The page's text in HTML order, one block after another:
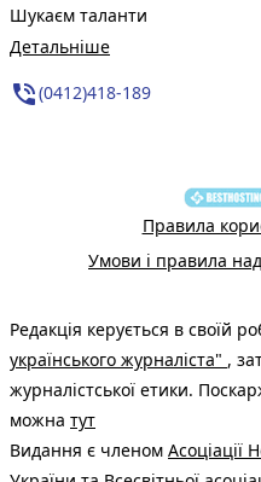
Шукаєм таланти
Детальніше
phone_in_talk(0412)418-189
Правила
Умови і правила
Редакція керується в своїй
українського журналіста" ,
журналістської етики.
можна тут
Видання є членом Асоціації